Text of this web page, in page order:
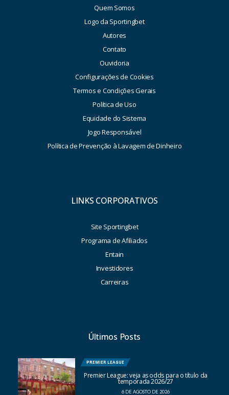
Quem Somos
Logo da Sportingbet
Autores
Contato
Ouvidoria
Configurações de Cookies
Termos e Condições Gerais
Política de Uso
Equidade do Sistema
Jogo Responsável
Política de Prevenção à Lavagem de Dinheiro
LINKS CORPORATIVOS
Site Sportingbet
Programa de Afiliados
Entain
Investidores
Carreiras
Últimos Posts
PREMIER LEAGUE
Premier League: veja as odds para o título da
temporada 2026/27
6 DE AGOSTO DE 2026